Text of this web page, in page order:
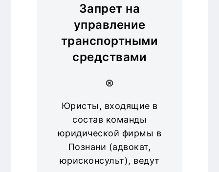
Запрет на
управление
транспортными
средствами
Юристы, входящие в
состав команды
юридической фирмы в
Познани (адвокат,
юрисконсульт), ведут